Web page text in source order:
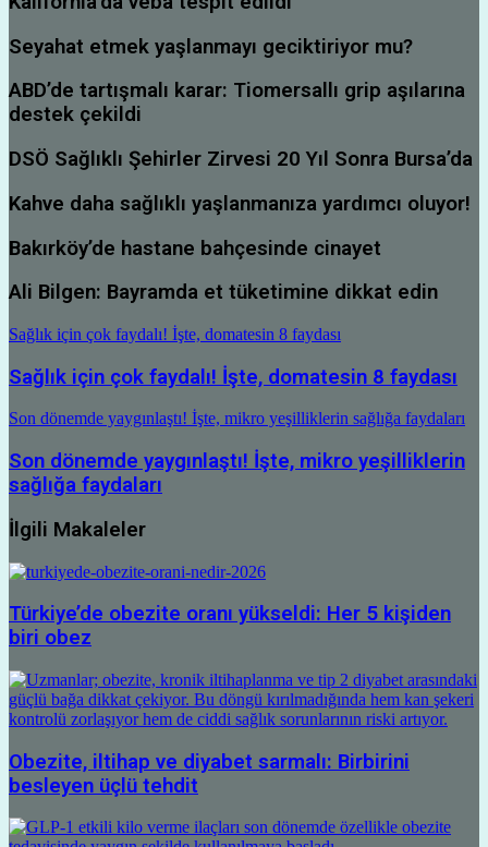
Seyahat etmek yaşlanmayı geciktiriyor mu?
ABD’de tartışmalı karar: Tiomersallı grip aşılarına
destek çekildi
DSÖ Sağlıklı Şehirler Zirvesi 20 Yıl Sonra Bursa’da
Kahve daha sağlıklı yaşlanmanıza yardımcı oluyor!
Bakırköy’de hastane bahçesinde cinayet
Ali Bilgen: Bayramda et tüketimine dikkat edin
Sağlık için çok faydalı! İşte, domatesin 8 faydası
Sağlık için çok faydalı! İşte, domatesin 8 faydası
Son dönemde yaygınlaştı! İşte, mikro yeşilliklerin sağlığa faydaları
Son dönemde yaygınlaştı! İşte, mikro yeşilliklerin
sağlığa faydaları
İlgili Makaleler
Türkiye’de obezite oranı yükseldi: Her 5 kişiden
biri obez
Obezite, iltihap ve diyabet sarmalı: Birbirini
besleyen üçlü tehdit